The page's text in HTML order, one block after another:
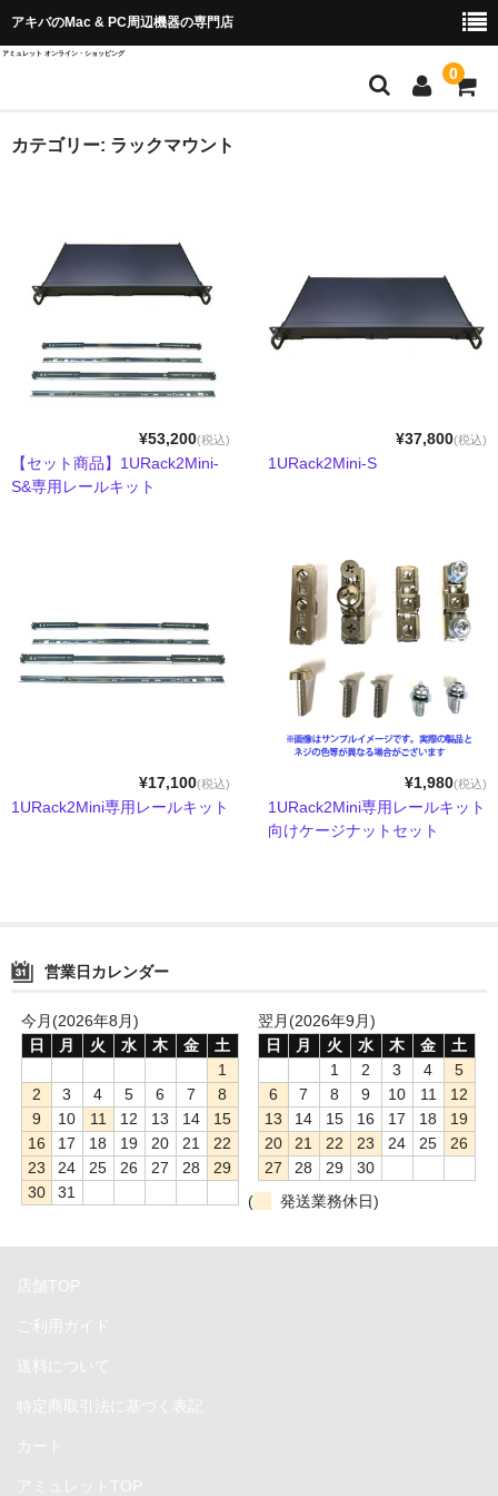
アキバのMac & PC周辺機器の専門店
アミュレット オンライン・ショッピング
0
店舗TOP
Wise Advanced
QuattroPod
EZCast ProAV
NewerTech
GPU拡張ボックス
GPU拡張ボックスセット
ケーブル＆変換アダプタ
デスクトップストレージセット
パソコン&PCサーバー
デスクトップドライブケース
ポータブルドライブケース
カテゴリー: ラックマウント
¥53,200(税込)
【セット商品】1URack2Mini-
S&専用レールキット
¥37,800(税込)
1URack2Mini-S
¥17,100(税込)
1URack2Mini専用レールキット
¥1,980(税込)
1URack2Mini専用レールキット
向けケージナットセット
営業日カレンダー
今月(2026年8月)
日
月 火 水 木 金
土
1
2
3 4 5 6 7
8
9
10 11 12 13 14
15
16
17 18 19 20 21
22
23
24 25 26 27 28
29
30
31
翌月(2026年9月)
日
月 火 水 木 金
土
1
2 3 4
5
6
7 8 9 10 11
12
13
14 15 16 17 18
19
20
21 22 23 24 25
26
27
28 29
30
(
発送業務休日)
店舗TOP
ご利用ガイド
送料について
特定商取引法に基づく表記
カート
アミュレットTOP